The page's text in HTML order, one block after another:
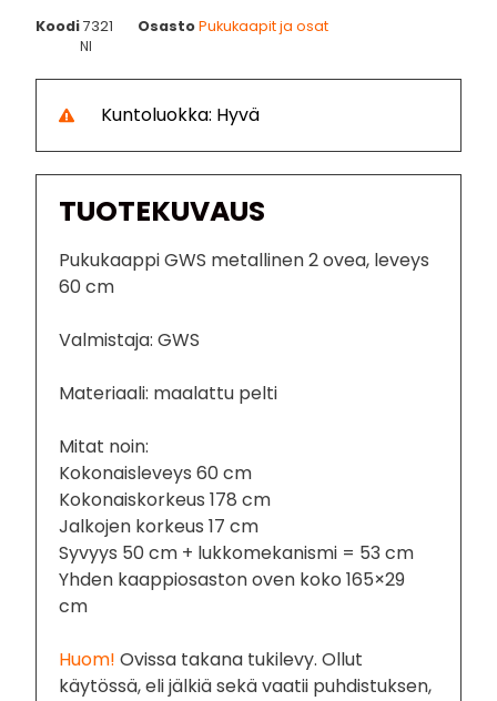
Koodi7321 OsastoPukukaapit ja osat
NI
Kuntoluokka: Hyvä
TUOTEKUVAUS
Pukukaappi GWS metallinen 2 ovea, leveys
60 cm
Valmistaja: GWS
Materiaali: maalattu pelti
Mitat noin:
Kokonaisleveys 60 cm
Kokonaiskorkeus 178 cm
Jalkojen korkeus 17 cm
Syvyys 50 cm + lukkomekanismi = 53 cm
Yhden kaappiosaston oven koko 165×29
cm
Huom! Ovissa takana tukilevy. Ollut
käytössä, eli jälkiä sekä vaatii puhdistuksen,